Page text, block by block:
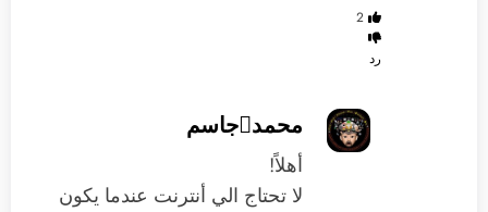
2
رد
محمدجاسم
أهلاً!
لا تحتاج الي أنترنت عندما يكون